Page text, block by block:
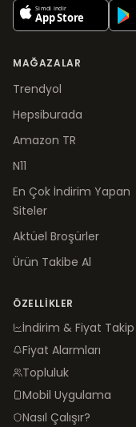
MAĞAZALAR
Trendyol
Hepsiburada
Amazon TR
N11
En Çok İndirim Yapan
Siteler
Aktüel Broşürler
Ürün Takibe Al
ÖZELLIKLER
İndirim & Fiyat Takip
Fiyat Alarmları
Topluluk
Mobil Uygulama
Nasıl Çalışır?